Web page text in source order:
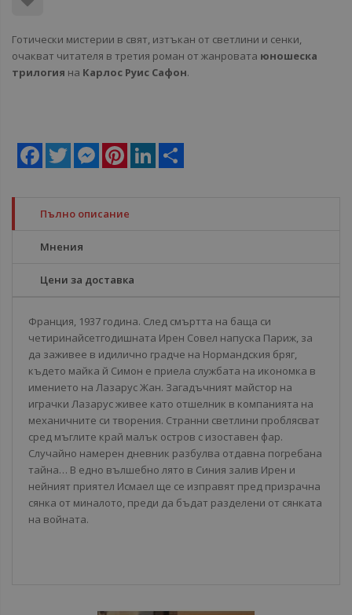
Готически мистерии в свят, изтъкан от светлини и сенки,
очакват читателя в третия роман от жанровата юношеска
трилогия на Карлос Руис Сафон.
Facebook
Twitter MessengerPinterestLinkedIn
Пълно описание
Мнения
Цени за доставка
Франция, 1937 година. След смъртта на баща си
четиринайсетгодишната Ирен Совел напуска Париж, за
да заживее в идилично градче на Нормандския бряг,
където майка й Симон е приела службата на икономка в
имението на Лазарус Жан. Загадъчният майстор на
играчки Лазарус живее като отшелник в компанията на
механичните си творения. Странни светлини проблясват
сред мъглите край малък остров с изоставен фар.
Случайно намерен дневник разбулва отдавна погребана
тайна… В едно вълшебно лято в Синия залив Ирен и
нейният приятел Исмаел ще се изправят пред призрачна
сянка от миналото, преди да бъдат разделени от сянката
на войната.